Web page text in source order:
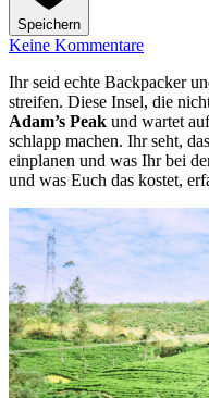
Speichern
Keine Kommentare
Ihr seid echte Backpacker
streifen. Diese Insel, die
Adam’s Peak und wartet
schlapp machen. Ihr seht,
einplanen und was Ihr bei
und was Euch das kostet,